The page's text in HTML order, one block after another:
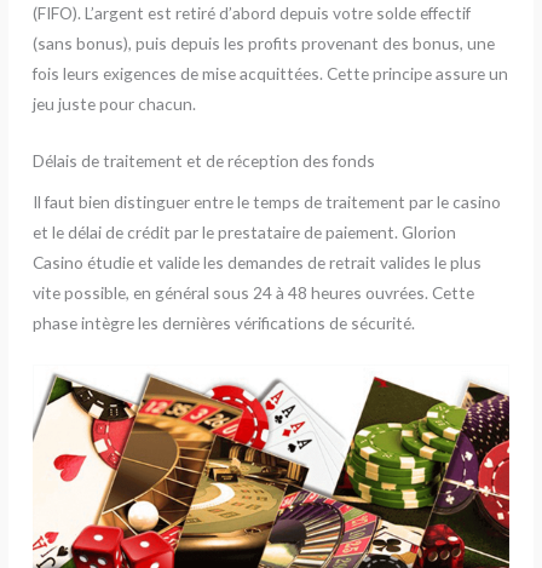
(FIFO). L’argent est retiré d’abord depuis votre solde effectif
(sans bonus), puis depuis les profits provenant des bonus, une
fois leurs exigences de mise acquittées. Cette principe assure un
jeu juste pour chacun.
Délais de traitement et de réception des fonds
Il faut bien distinguer entre le temps de traitement par le casino
et le délai de crédit par le prestataire de paiement. Glorion
Casino étudie et valide les demandes de retrait valides le plus
vite possible, en général sous 24 à 48 heures ouvrées. Cette
phase intègre les dernières vérifications de sécurité.